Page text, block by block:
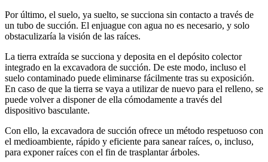
Por último, el suelo, ya suelto, se succiona sin contacto a través de
un tubo de succión. El enjuague con agua no es necesario, y solo
obstaculizaría la visión de las raíces.
La tierra extraída se succiona y deposita en el depósito colector
integrado en la excavadora de succión. De este modo, incluso el
suelo contaminado puede eliminarse fácilmente tras su exposición.
En caso de que la tierra se vaya a utilizar de nuevo para el relleno, se
puede volver a disponer de ella cómodamente a través del
dispositivo basculante.
Con ello, la excavadora de succión ofrece un método respetuoso con
el medioambiente, rápido y eficiente para sanear raíces, o, incluso,
para exponer raíces con el fin de trasplantar árboles.